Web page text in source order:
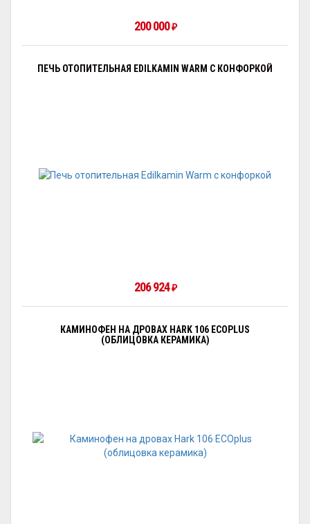
200 000₽
ПЕЧЬ ОТОПИТЕЛЬНАЯ EDILKAMIN WARM С КОНФОРКОЙ
206 924₽
КАМИНОФЕН НА ДРОВАХ HARK 106 ECOPLUS
(ОБЛИЦОВКА КЕРАМИКА)